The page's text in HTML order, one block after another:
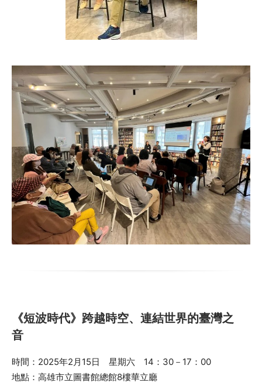
《短波時代》跨越時空、連結世界的臺灣之
音
時間：2025年2月15日 星期六 14：30－17：00
地點：高雄市立圖書館總館8樓華立廳